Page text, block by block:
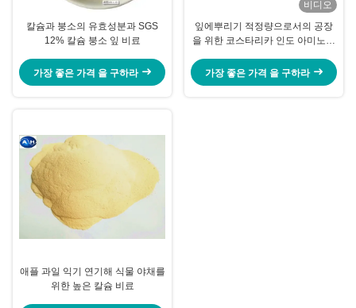
칼슘과 붕소의 유효성분과 SGS
12% 칼슘 붕소 잎 비료
가장 좋은 가격 을 구하라
비디오
잎에뿌리기 적정량으로서의 공장
을 위한 코스타리카 인도 아미노산
가장 좋은 가격 을 구하라
애플 과일 익기 연기해 식물 야채를
위한 높은 칼슘 비료